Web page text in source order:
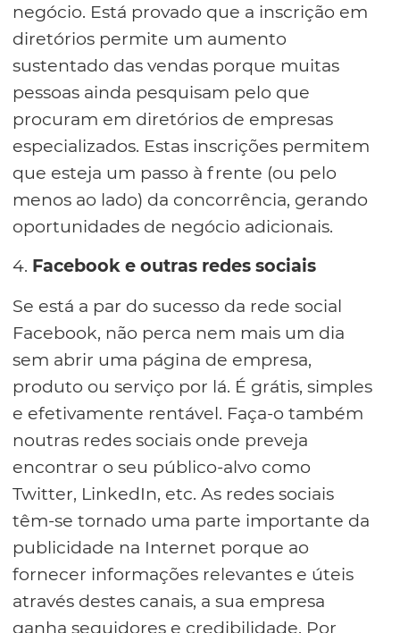
negócio. Está provado que a inscrição em
diretórios permite um aumento
sustentado das vendas porque muitas
pessoas ainda pesquisam pelo que
procuram em diretórios de empresas
especializados. Estas inscrições permitem
que esteja um passo à frente (ou pelo
menos ao lado) da concorrência, gerando
oportunidades de negócio adicionais.
4. Facebook e outras redes sociais
Se está a par do sucesso da rede social
Facebook, não perca nem mais um dia
sem abrir uma página de empresa,
produto ou serviço por lá. É grátis, simples
e efetivamente rentável. Faça-o também
noutras redes sociais onde preveja
encontrar o seu público-alvo como
Twitter, LinkedIn, etc. As redes sociais
têm-se tornado uma parte importante da
publicidade na Internet porque ao
fornecer informações relevantes e úteis
através destes canais, a sua empresa
ganha seguidores e credibilidade. Por